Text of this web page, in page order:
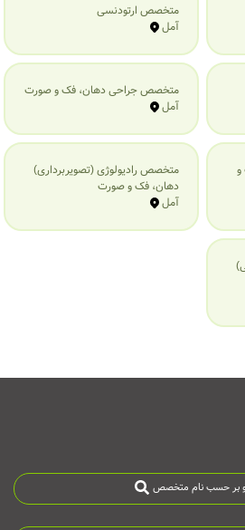
متخصص ارتودنسی
آمل
متخصص جراحی دهان، فک و صورت
آمل
متخصص رادیولوژی (تصویربرداری)
دهان، فک و صورت
آمل
بر حسب نام متخصص